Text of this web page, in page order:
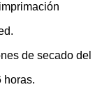
de secado del
horas.